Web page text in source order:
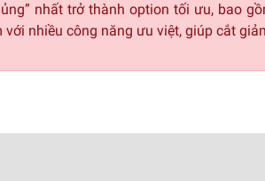
nhất trở thành option tối ưu, bao
nhiều công năng ưu việt, giúp cắt